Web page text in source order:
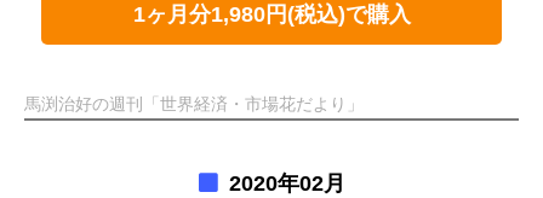
1ヶ月分1,980円(税込)で購入
馬渕治好の週刊「世界経済・市場花だより」
2020年02月